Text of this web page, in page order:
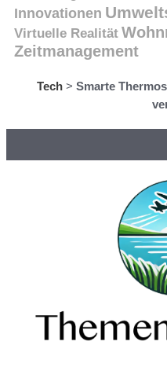
Innovationen
Virtuelle Realität
Zeitmanagement
Tech> Smarte